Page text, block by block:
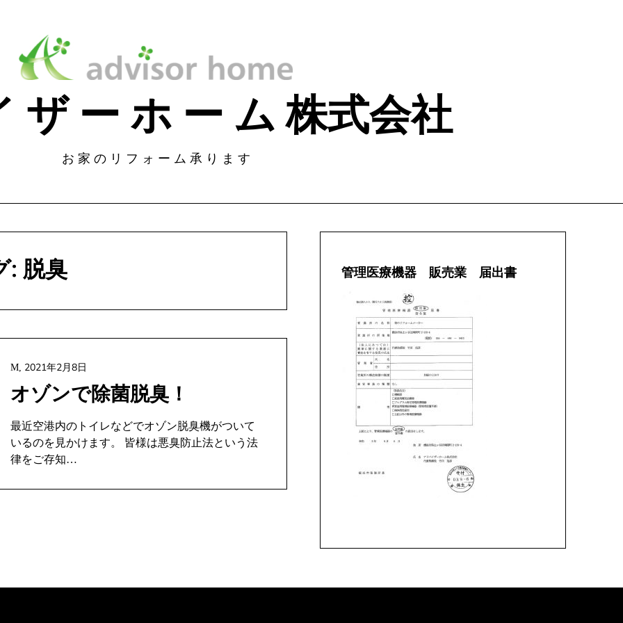
ザ ー ホ ー ム 株式会社
お 家 の リ フ ォ ー ム 承 り ま す
: 脱臭
オゾンで除菌脱臭！
M, 2021年2月8日
最近空港内のトイレなどでオゾン脱臭機がついて
いるのを見かけます。 皆様は悪臭防止法という法
律をご存知…
管理医療機器 販売業 届出書